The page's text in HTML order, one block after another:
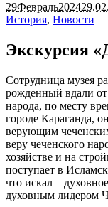
29Февраль2024
История, Новости
Экскурсия
Сотрудница музея
рожденный вдали
народа, по месту
городе Караганда,
верующим
веру чеченского
хозяйстве и на
поступает в
что искал –
духовным лидером